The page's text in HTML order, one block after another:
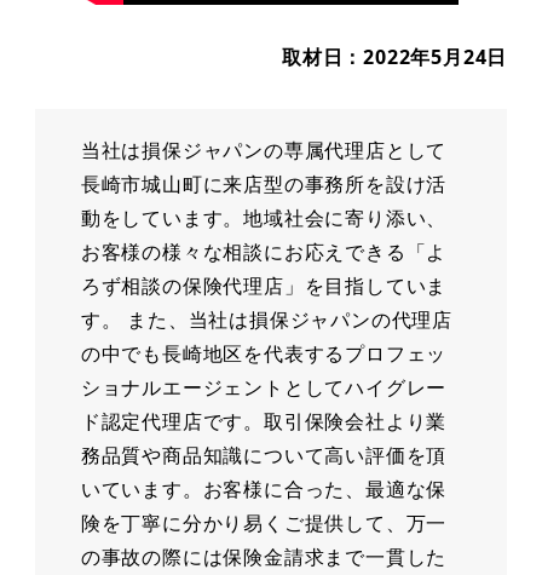
取材日：2022年5月24日
当社は損保ジャパンの専属代理店として
長崎市城山町に来店型の事務所を設け活
動をしています。地域社会に寄り添い、
お客様の様々な相談にお応えできる「よ
ろず相談の保険代理店」を目指していま
す。 また、当社は損保ジャパンの代理店
の中でも長崎地区を代表するプロフェッ
ショナルエージェントとしてハイグレー
ド認定代理店です。取引保険会社より業
務品質や商品知識について高い評価を頂
いています。お客様に合った、最適な保
険を丁寧に分かり易くご提供して、万一
の事故の際には保険金請求まで一貫した